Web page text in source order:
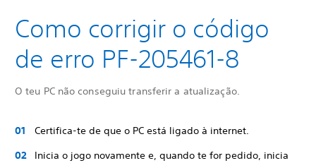
Como corrigir o código
de erro PF-205461-8
O teu PC não conseguiu transferir a atualização.
Certifica-te de que o PC está ligado à internet.
Inicia o jogo novamente e, quando te for pedido, inicia